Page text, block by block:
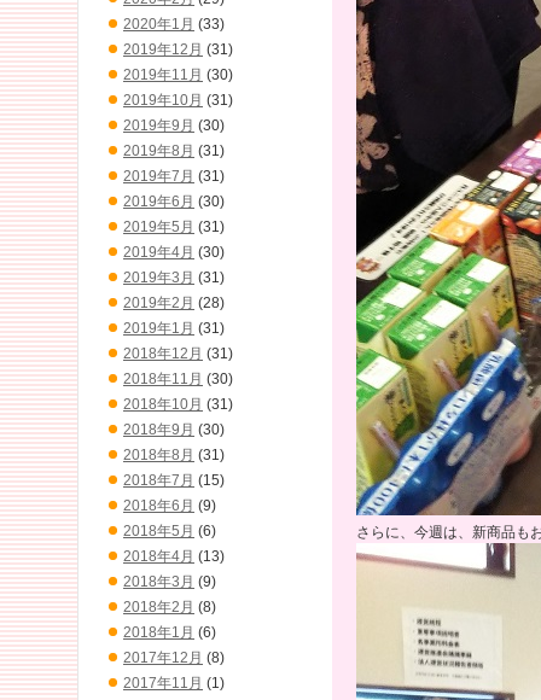
さらに、今週は、新商品も
2020年1月 (33)
2019年12月 (31)
2019年11月 (30)
2019年10月 (31)
2019年9月 (30)
2019年8月 (31)
2019年7月 (31)
2019年6月 (30)
2019年5月 (31)
2019年4月 (30)
2019年3月 (31)
2019年2月 (28)
2019年1月 (31)
2018年12月 (31)
2018年11月 (30)
2018年10月 (31)
2018年9月 (30)
2018年8月 (31)
2018年7月 (15)
2018年6月 (9)
2018年5月 (6)
2018年4月 (13)
2018年3月 (9)
2018年2月 (8)
2018年1月 (6)
2017年12月 (8)
2017年11月 (1)